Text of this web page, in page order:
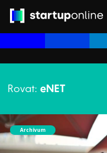
Rovat: eNET
Archívum